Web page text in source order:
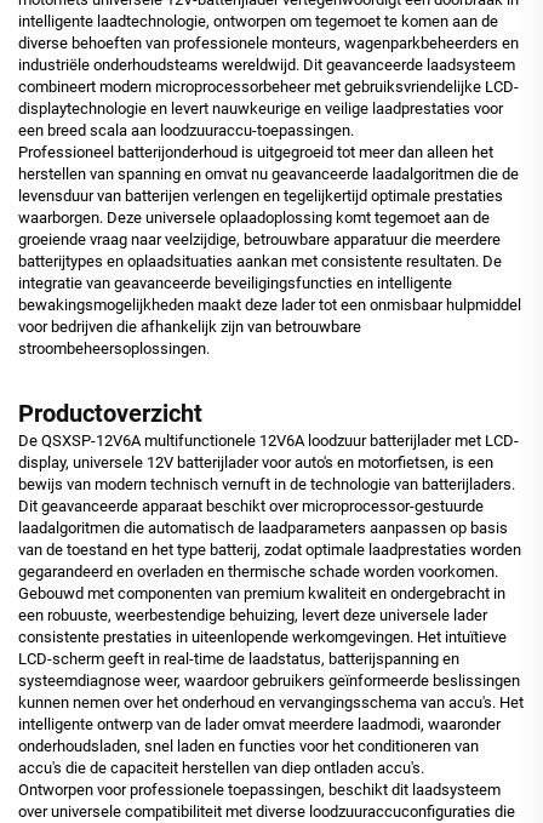
intelligente laadtechnologie, ontworpen om tegemoet te komen aan de
diverse behoeften van professionele monteurs, wagenparkbeheerders en
industriële onderhoudsteams wereldwijd. Dit geavanceerde laadsysteem
combineert modern microprocessorbeheer met gebruiksvriendelijke LCD-
displaytechnologie en levert nauwkeurige en veilige laadprestaties voor
een breed scala aan loodzuuraccu-toepassingen.
Professioneel batterijonderhoud is uitgegroeid tot meer dan alleen het
herstellen van spanning en omvat nu geavanceerde laadalgoritmen die de
levensduur van batterijen verlengen en tegelijkertijd optimale prestaties
waarborgen. Deze universele oplaadoplossing komt tegemoet aan de
groeiende vraag naar veelzijdige, betrouwbare apparatuur die meerdere
batterijtypes en oplaadsituaties aankan met consistente resultaten. De
integratie van geavanceerde beveiligingsfuncties en intelligente
bewakingsmogelijkheden maakt deze lader tot een onmisbaar hulpmiddel
voor bedrijven die afhankelijk zijn van betrouwbare
stroombeheersoplossingen.
Productoverzicht
De QSXSP-12V6A multifunctionele 12V6A loodzuur batterijlader met LCD-
display, universele 12V batterijlader voor auto's en motorfietsen, is een
bewijs van modern technisch vernuft in de technologie van batterijladers.
Dit geavanceerde apparaat beschikt over microprocessor-gestuurde
laadalgoritmen die automatisch de laadparameters aanpassen op basis
van de toestand en het type batterij, zodat optimale laadprestaties worden
gegarandeerd en overladen en thermische schade worden voorkomen.
Gebouwd met componenten van premium kwaliteit en ondergebracht in
een robuuste, weerbestendige behuizing, levert deze universele lader
consistente prestaties in uiteenlopende werkomgevingen. Het intuïtieve
LCD-scherm geeft in real-time de laadstatus, batterijspanning en
systeemdiagnose weer, waardoor gebruikers geïnformeerde beslissingen
kunnen nemen over het onderhoud en vervangingsschema van accu's. Het
intelligente ontwerp van de lader omvat meerdere laadmodi, waaronder
onderhoudsladen, snel laden en functies voor het conditioneren van
accu's die de capaciteit herstellen van diep ontladen accu's.
Ontworpen voor professionele toepassingen, beschikt dit laadsysteem
over universele compatibiliteit met diverse loodzuuraccuconfiguraties die